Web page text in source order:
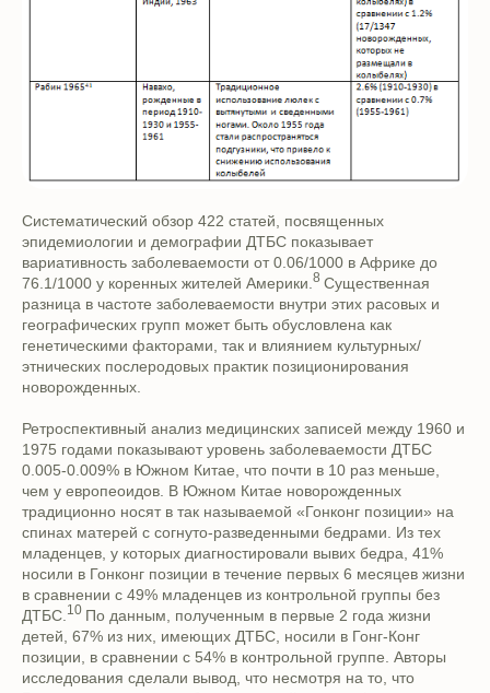
Систематический обзор 422 статей, посвященных
эпидемиологии и демографии ДТБС показывает
вариативность заболеваемости от 0.06/1000 в Африке до
76.1/1000 у коренных жителей Америки.8 Существенная
разница в частоте заболеваемости внутри этих расовых и
географических групп может быть обусловлена как
генетическими факторами, так и влиянием культурных/
этнических послеродовых практик позиционирования
новорожденных.
Ретроспективный анализ медицинских записей между 1960 и
1975 годами показывают уровень заболеваемости ДТБС
0.005-0.009% в Южном Китае, что почти в 10 раз меньше,
чем у европеоидов. В Южном Китае новорожденных
традиционно носят в так называемой «Гонконг позиции» на
спинах матерей с согнуто-разведенными бедрами. Из тех
младенцев, у которых диагностировали вывих бедра, 41%
носили в Гонконг позиции в течение первых 6 месяцев жизни
в сравнении с 49% младенцев из контрольной группы без
ДТБС.10 По данным, полученным в первые 2 года жизни
детей, 67% из них, имеющих ДТБС, носили в Гонг-Конг
позиции, в сравнении с 54% в контрольной группе. Авторы
исследования сделали вывод, что несмотря на то, что